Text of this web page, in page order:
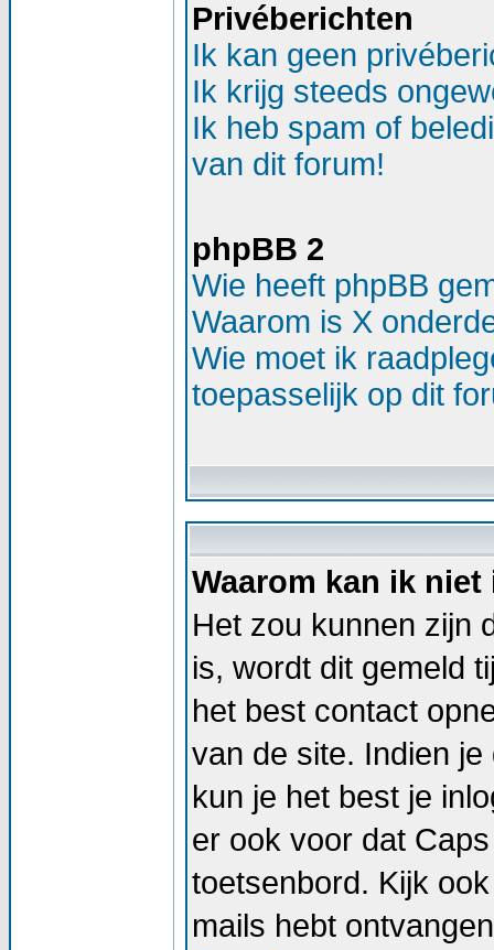
Privéberichten
Ik kan geen
Ik krijg steeds
Ik heb spam of
van dit forum!
phpBB 2
Wie heeft phpBB
Waarom is X
Wie moet ik
toepasselijk op dit
Waarom kan ik
Het zou kunnen zijn
is, wordt dit gemeld
het best contact
van de site. Indien
kun je het best je
er ook voor dat
toetsenbord. Kijk
mails hebt